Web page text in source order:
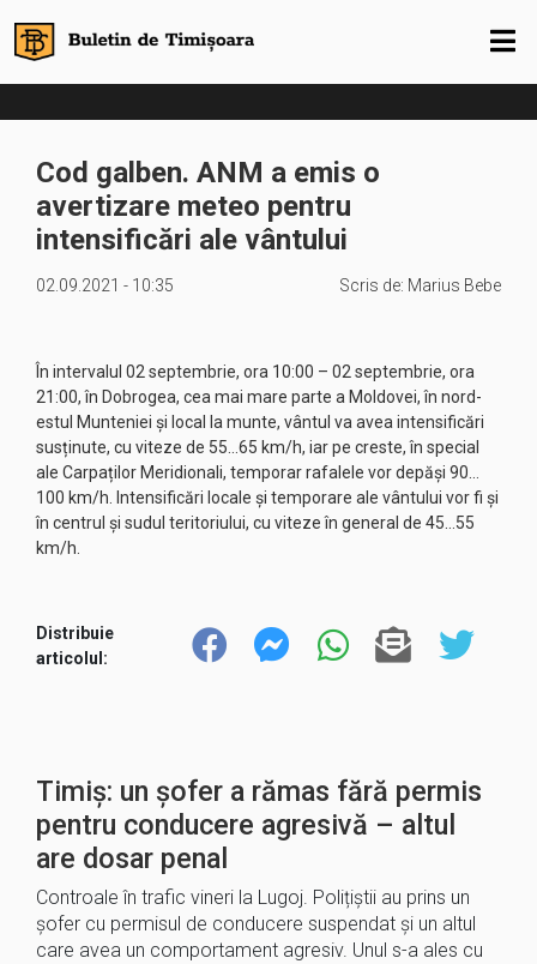
Cod galben. ANM a emis o
avertizare meteo pentru
intensificări ale vântului
02.09.2021 - 10:35 Scris de: Marius Bebe
În intervalul 02 septembrie, ora 10:00 – 02 septembrie, ora
21:00, în Dobrogea, cea mai mare parte a Moldovei, în nord-
estul Munteniei și local la munte, vântul va avea intensificări
susținute, cu viteze de 55…65 km/h, iar pe creste, în special
ale Carpaților Meridionali, temporar rafalele vor depăși 90…
100 km/h. Intensificări locale și temporare ale vântului vor fi și
în centrul și sudul teritoriului, cu viteze în general de 45…55
km/h.
Distribuie
articolul:
Timiș: un șofer a rămas fără permis
pentru conducere agresivă – altul
are dosar penal
Controale în trafic vineri la Lugoj. Polițiștii au prins un
șofer cu permisul de conducere suspendat și un altul
care avea un comportament agresiv. Unul s-a ales cu